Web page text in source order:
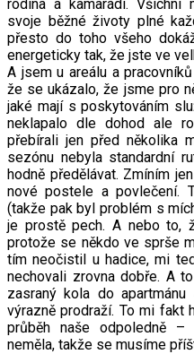
rodina a kamarádi. Všichni
svoje běžné životy plné
přesto do toho všeho
energeticky tak, že jste ve
A jsem u areálu a pracovníků
že se ukázalo, že jsme pro
jaké mají s poskytováním
neklapalo dle dohod ale
přebírali jen před několika
sezónu nebyla standardní
hodně předělávat. Zmíním
nové postele a povlečení.
(takže pak byl problém s
je prostě pech. A nebo to,
protože se někdo ve sprše
tím neočistil u hadice, mi
nechovali zrovna dobře. A
zasraný kola do
výrazně prodraží. To mi fakt
průběh naše odpoledně
neměla, takže se musíme